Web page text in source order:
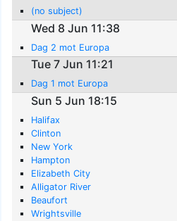
(no subject)
Wed 8 Jun 11:38
Dag 2 mot Europa
Tue 7 Jun 11:21
Dag 1 mot Europa
Sun 5 Jun 18:15
Halifax
Clinton
New York
Hampton
Elizabeth City
Alligator River
Beaufort
Wrightsville